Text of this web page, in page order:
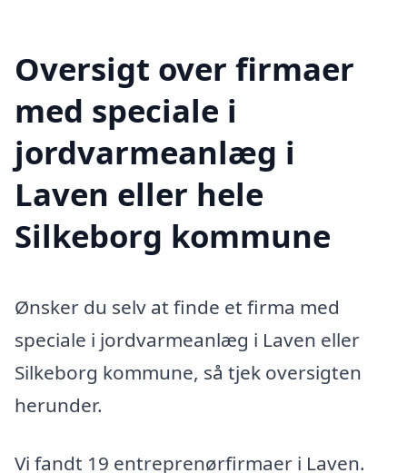
Oversigt over firmaer
med speciale i
jordvarmeanlæg i
Laven eller hele
Silkeborg kommune
Ønsker du selv at finde et firma med
speciale i jordvarmeanlæg i Laven eller
Silkeborg kommune, så tjek oversigten
herunder.
Vi fandt 19 entreprenørfirmaer i Laven.